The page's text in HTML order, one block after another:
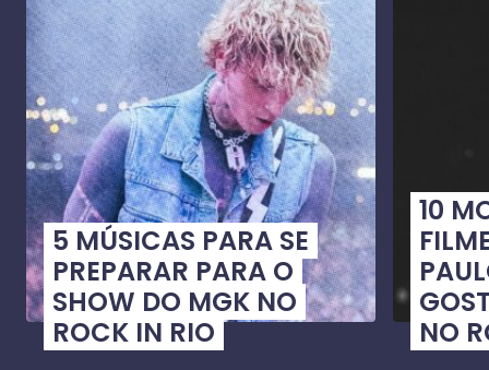
5 MÚSICAS PARA SE
PREPARAR PARA O
SHOW DO MGK NO
ROCK IN RIO
10
NO